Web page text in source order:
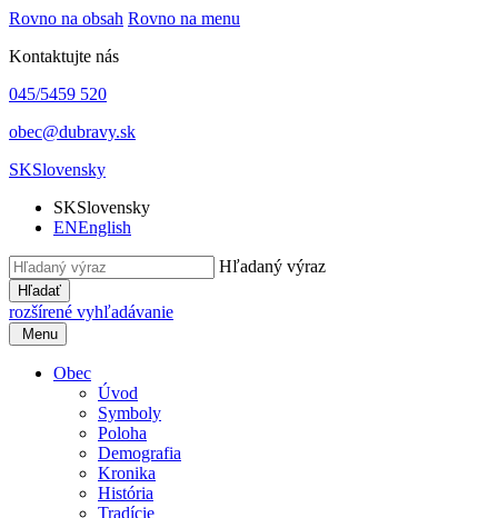
Rovno na obsah Rovno na menu
Kontaktujte nás
045/5459 520
obec@dubravy.sk
SKSlovensky
SKSlovensky
ENEnglish
Hľadaný výraz
Hľadať
rozšírené vyhľadávanie
Menu
Obec
Úvod
Symboly
Poloha
Demografia
Kronika
História
Tradície